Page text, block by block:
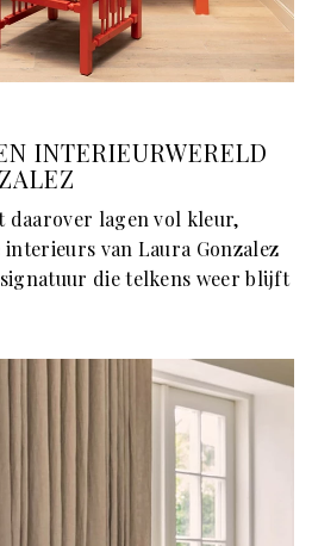
INTERIEURWERELD
daarover lagen vol kleur,
interieurs van Laura Gonzalez
die telkens weer blijft